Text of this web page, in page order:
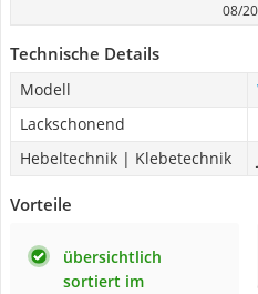
08/
Technische Details
Modell
Lackschonend
Hebeltechnik | Klebetechnik
Vorteile
übersichtlich
sortiert im